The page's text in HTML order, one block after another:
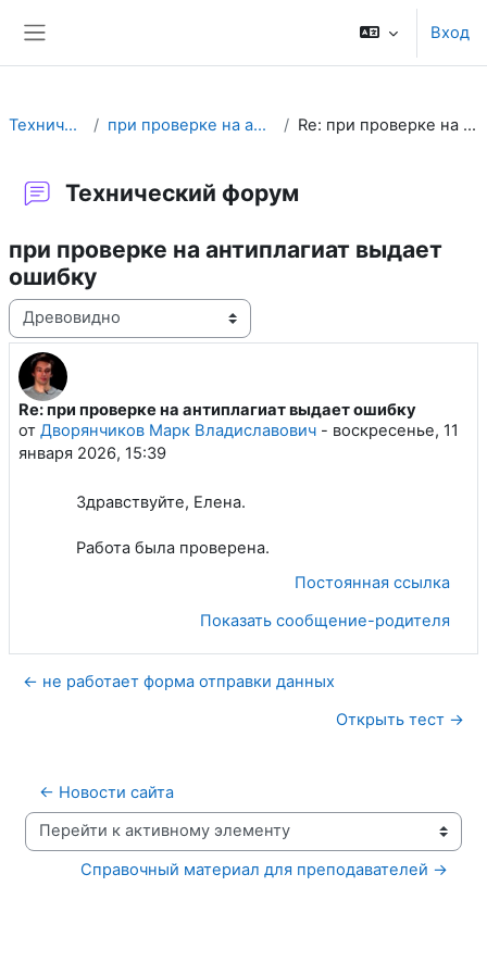
Вход
Технический форум при проверке на антиплагиат выдает ошибку Re: при проверке на антиплагиат выдает ошибку
Технический форум
при проверке на антиплагиат выдает
ошибку
Режим отображения
Re: при проверке на антиплагиат выдает ошибку
от Дворянчиков Марк Владиславович - воскресенье, 11
января 2026, 15:39
Количество ответов: 0
Здравствуйте, Елена.
Работа была проверена.
Постоянная ссылка
Показать сообщение-родителя
← не работает форма отправки данных
Открыть тест →
← Новости сайта
Перейти к активному элементу
Справочный материал для преподавателей →